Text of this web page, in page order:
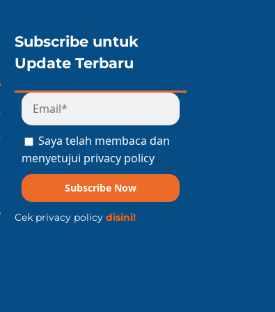
Subscribe untuk
Update Terbaru
Saya telah membaca dan
menyetujui privacy policy
Subscribe Now
Cek privacy policy disini!